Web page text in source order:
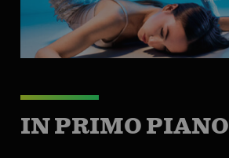
IN PRIMO PIANO